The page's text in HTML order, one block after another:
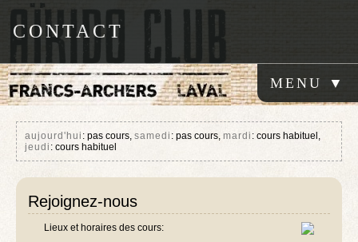
CONTACT
aujourd'hui : pas cours, samedi : pas cours, mardi : cours habituel,
jeudi : cours habituel
Rejoignez-nous
Lieux et horaires des cours: